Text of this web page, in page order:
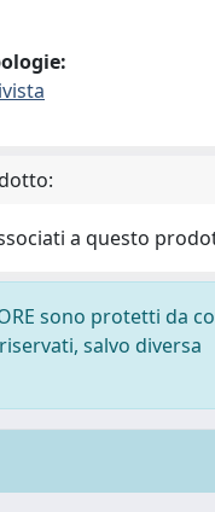
a questo
sono protetti da
salvo diversa